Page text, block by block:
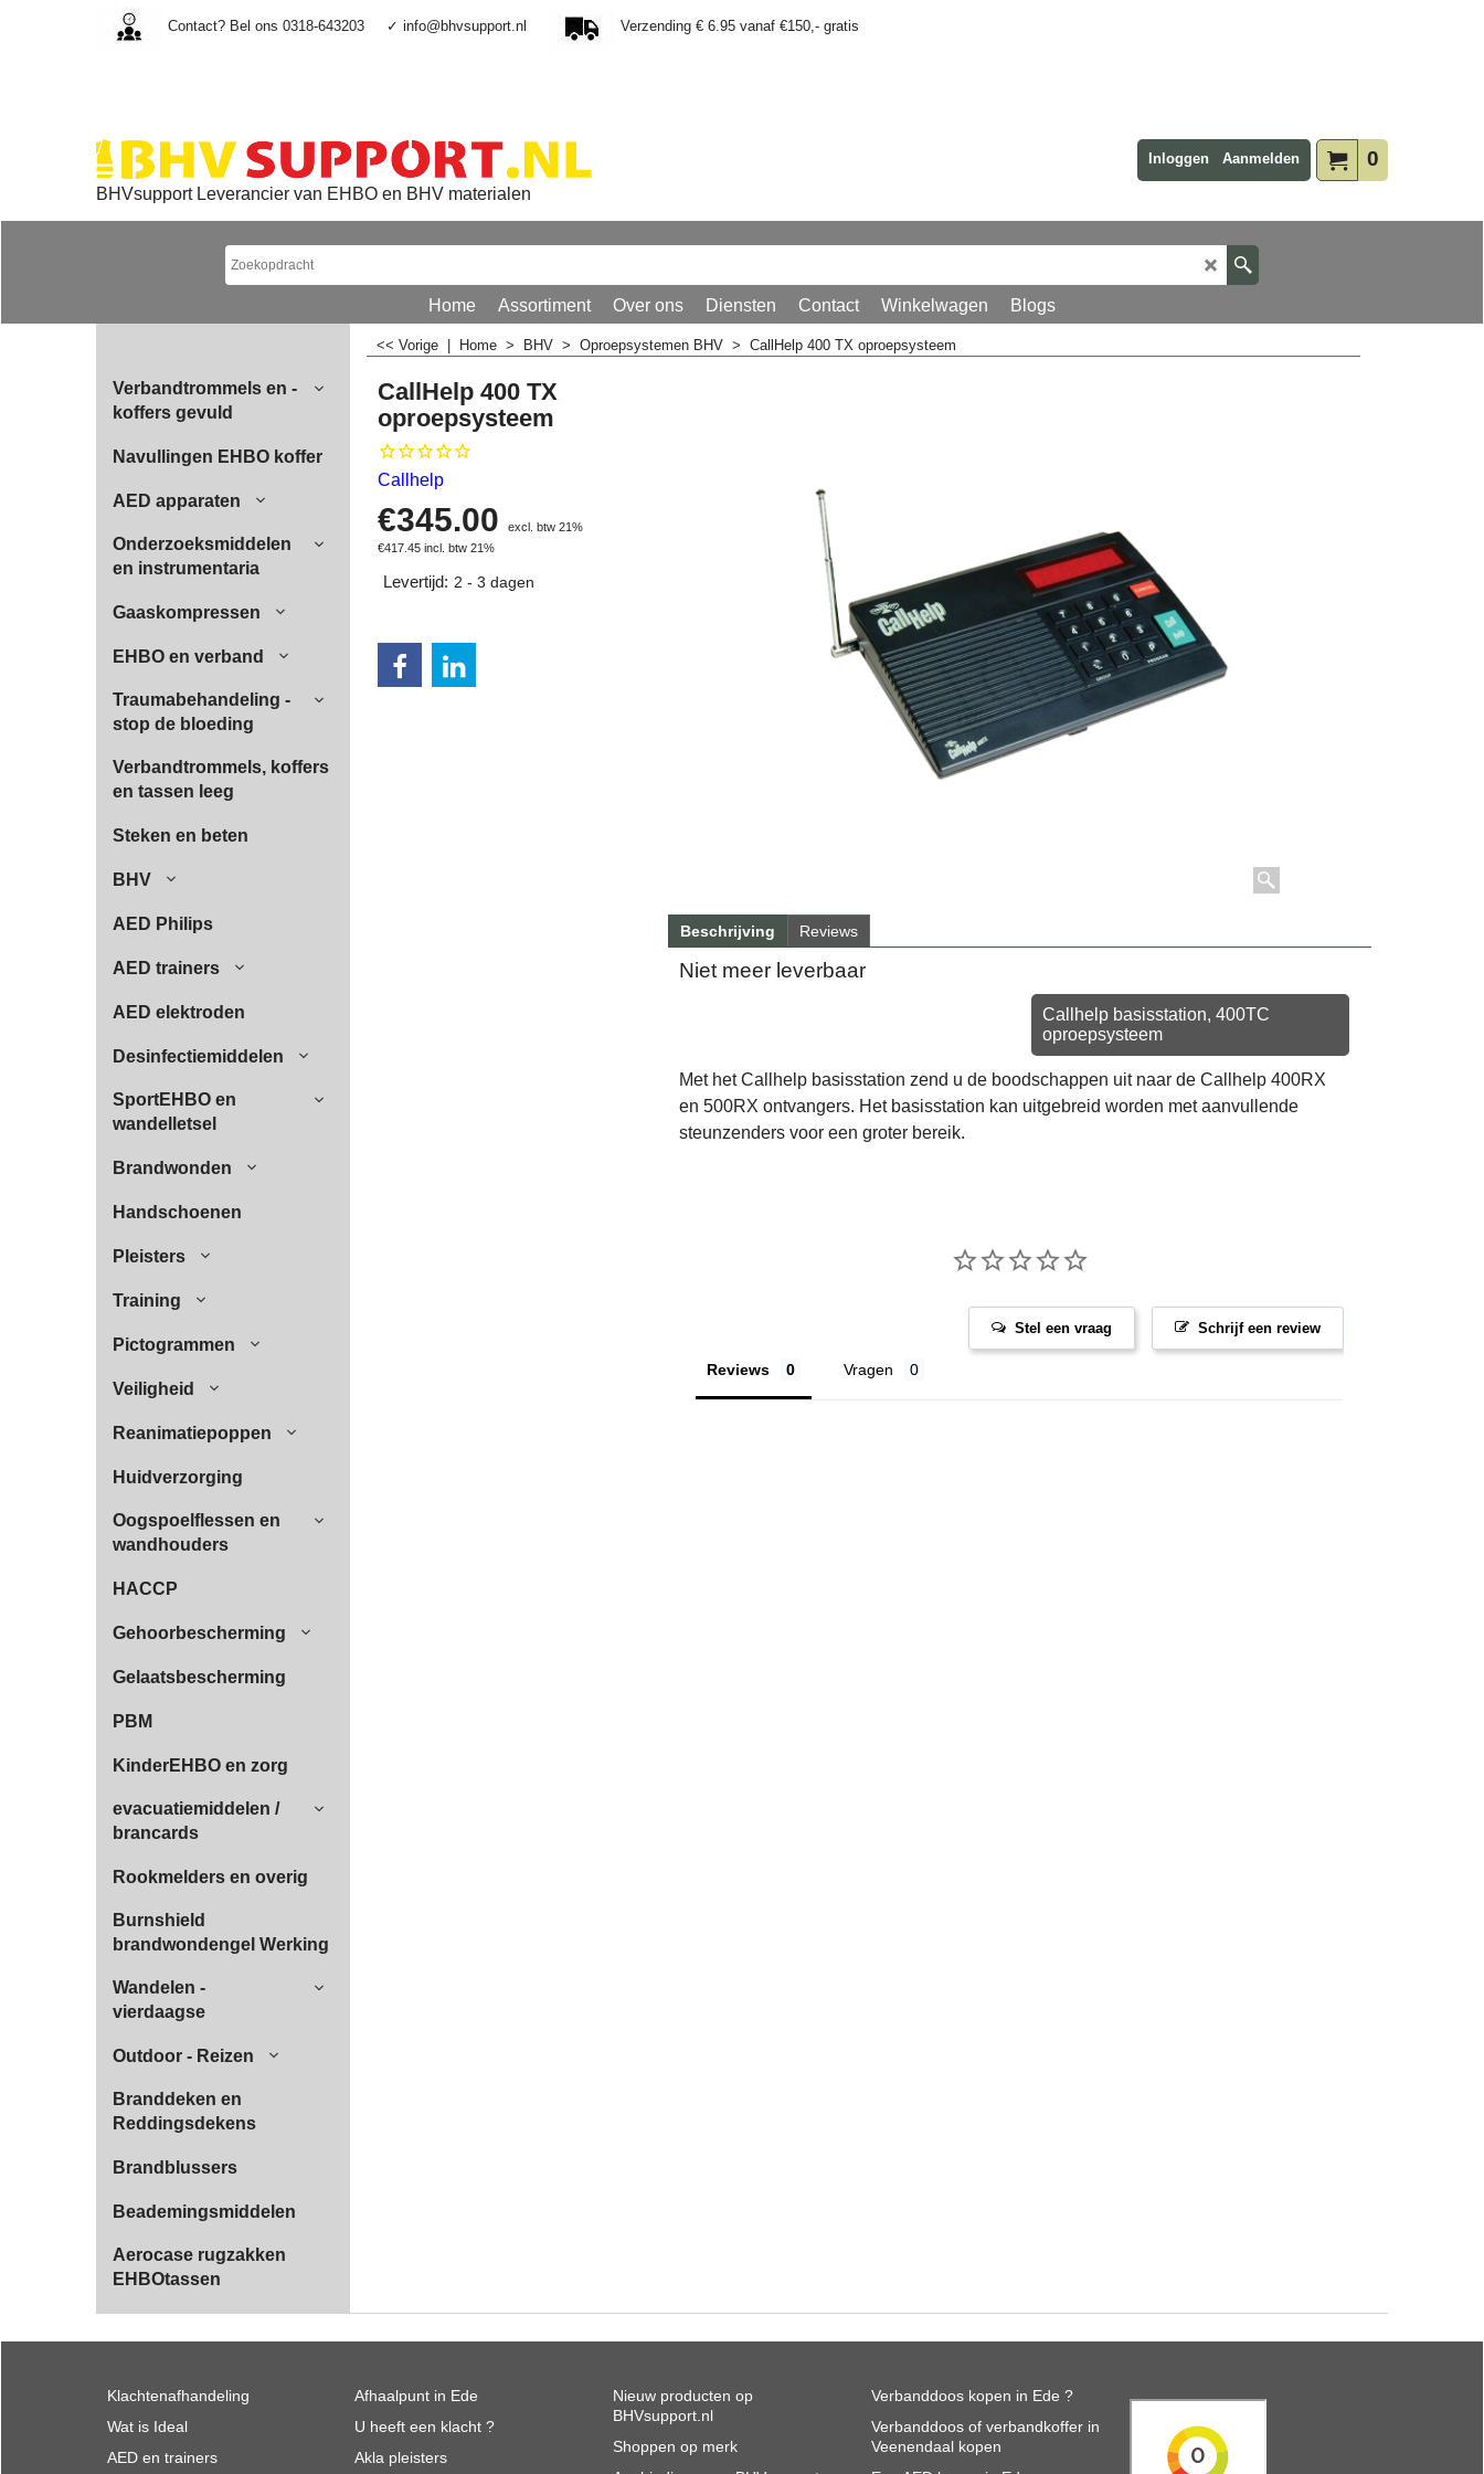
Contact? Bel ons 0318-643203 ✓ info@bhvsupport.nl Verzending € 6.95 vanaf €150,- gratis
0
Inloggen Aanmelden
BHVsupport Leverancier van EHBO en BHV materialen
Home Assortiment Over ons Diensten Contact Winkelwagen Blogs
Verbandtrommels en -
koffers gevuld
Navullingen EHBO koffer
AED apparaten
Onderzoeksmiddelen
en instrumentaria
Gaaskompressen
EHBO en verband
Traumabehandeling -
stop de bloeding
Verbandtrommels, koffers
en tassen leeg
Steken en beten
BHV
AED Philips
AED trainers
AED elektroden
Desinfectiemiddelen
SportEHBO en
wandelletsel
Brandwonden
Handschoenen
Pleisters
Training
Pictogrammen
Veiligheid
Reanimatiepoppen
Huidverzorging
Oogspoelflessen en
wandhouders
HACCP
Gehoorbescherming
Gelaatsbescherming
PBM
KinderEHBO en zorg
evacuatiemiddelen /
brancards
Rookmelders en overig
Burnshield
brandwondengel Werking
Wandelen -
vierdaagse
Outdoor - Reizen
Branddeken en
Reddingsdekens
Brandblussers
Beademingsmiddelen
Aerocase rugzakken
EHBOtassen
<< Vorige Home > BHV > Oproepsystemen BHV > CallHelp 400 TX oproepsysteem
CallHelp 400 TX
oproepsysteem
Callhelp
€345.00
excl. btw 21%
€417.45 incl. btw 21%
Levertijd: 2 - 3 dagen
Beschrijving Reviews
Niet meer leverbaar
Callhelp basisstation, 400TC
oproepsysteem
Met het Callhelp basisstation zend u de boodschappen uit naar de Callhelp 400RX
en 500RX ontvangers. Het basisstation kan uitgebreid worden met aanvullende
steunzenders voor een groter bereik.
Schrijf een review
Stel een vraag
Reviews Vragen
Klachtenafhandeling
Wat is Ideal
AED en trainers
Afhaalpunt in Ede
U heeft een klacht ?
Akla pleisters
Nieuw producten op
BHVsupport.nl
Shoppen op merk
Verbanddoos kopen in Ede ?
Verbanddoos of verbandkoffer in
Veenendaal kopen